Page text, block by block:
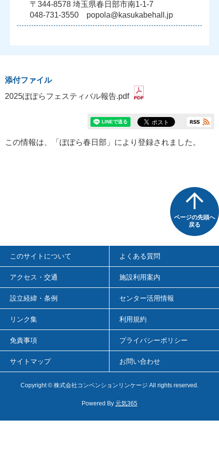
〒344-8578 埼玉県春日部市南1-1-7
048-731-3550 popola@kasukabehall.jp
添付ファイル
2025ぽぽらフェスティバル報告.pdf
この情報は、「ぽぽら春日部」により登録されました。
ページの先頭へ
戻る
このサイトについて よくある質問
アクセス・交通 施設利用案内
設立経緯・条例 センター活用情報
リンク集 利用規約
免責事項 プライバシーポリシー
サイトマップ お問い合わせ
Copyright© 株式会社コンベンションリンケージ All rights reserved.
Powered By 元気365